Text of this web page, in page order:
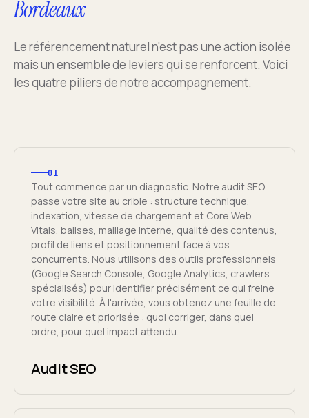
Bordeaux
Le référencement naturel n'est pas une action isolée
mais un ensemble de leviers qui se renforcent. Voici
les quatre piliers de notre accompagnement.
01
Tout commence par un diagnostic. Notre audit SEO
passe votre site au crible : structure technique,
indexation, vitesse de chargement et Core Web
Vitals, balises, maillage interne, qualité des contenus,
profil de liens et positionnement face à vos
concurrents. Nous utilisons des outils professionnels
(Google Search Console, Google Analytics, crawlers
spécialisés) pour identifier précisément ce qui freine
votre visibilité. À l'arrivée, vous obtenez une feuille de
route claire et priorisée : quoi corriger, dans quel
ordre, pour quel impact attendu.
Audit SEO